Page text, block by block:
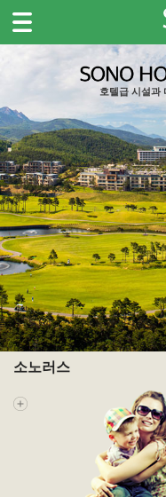
호텔급 시설과
소노러스